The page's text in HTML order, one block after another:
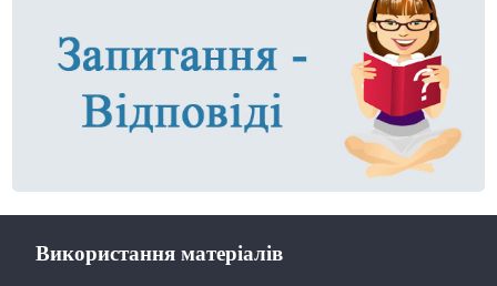
Використання матеріалів